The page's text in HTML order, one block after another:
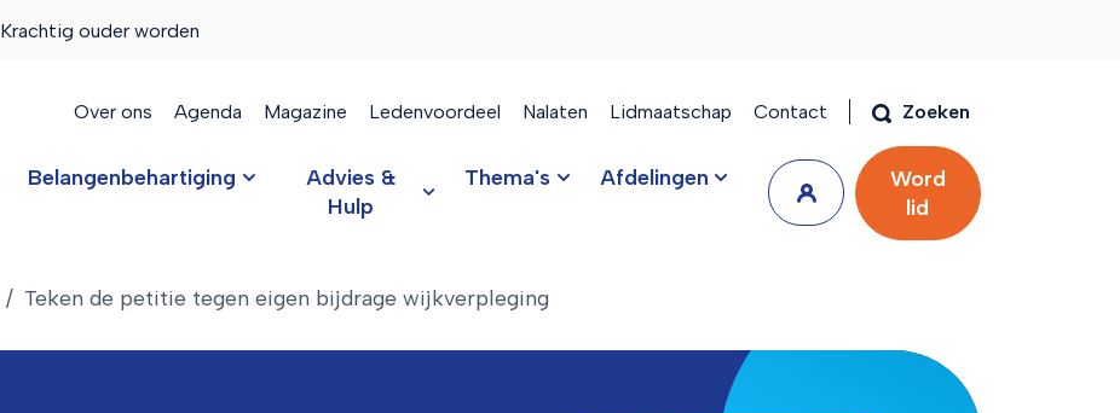
Krachtig ouder worden
Over ons Agenda Magazine Ledenvoordeel Nalaten Lidmaatschap Contact Zoeken
Belangenbehartiging
Advies &
Hulp
Thema's Afdelingen
Word
lid
Teken de petitie tegen eigen bijdrage wijkverpleging